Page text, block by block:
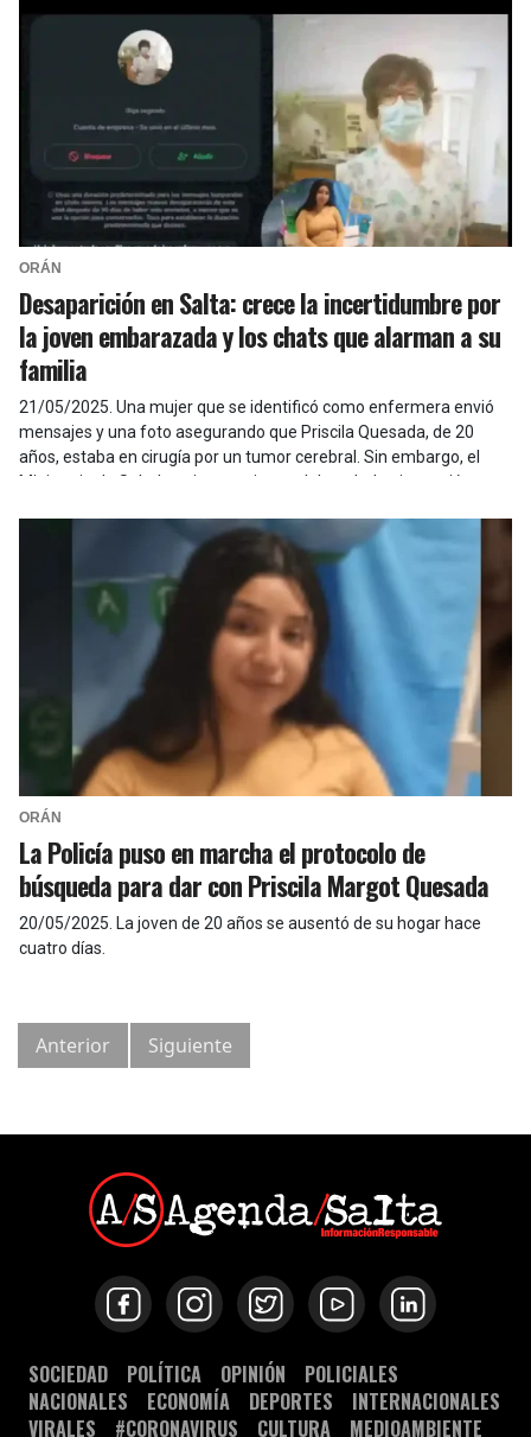
ORÁN
Desaparición en Salta: crece la incertidumbre por
la joven embarazada y los chats que alarman a su
familia
21/05/2025 Una mujer que se identificó como enfermera envió
mensajes y una foto asegurando que Priscila Quesada, de 20
años, estaba en cirugía por un tumor cerebral. Sin embargo, el
Ministerio de Salud no tiene registros del traslado ni atención
ORÁN
La Policía puso en marcha el protocolo de
búsqueda para dar con Priscila Margot Quesada
20/05/2025 La joven de 20 años se ausentó de su hogar hace
cuatro días.
Anterior Siguiente
SOCIEDAD POLÍTICA OPINIÓN
POLICIALES
NACIONALES
ECONOMÍA DEPORTES
INTERNACIONALES
VIRALES
#CORONAVIRUS CULTURA MEDIOAMBIENTE